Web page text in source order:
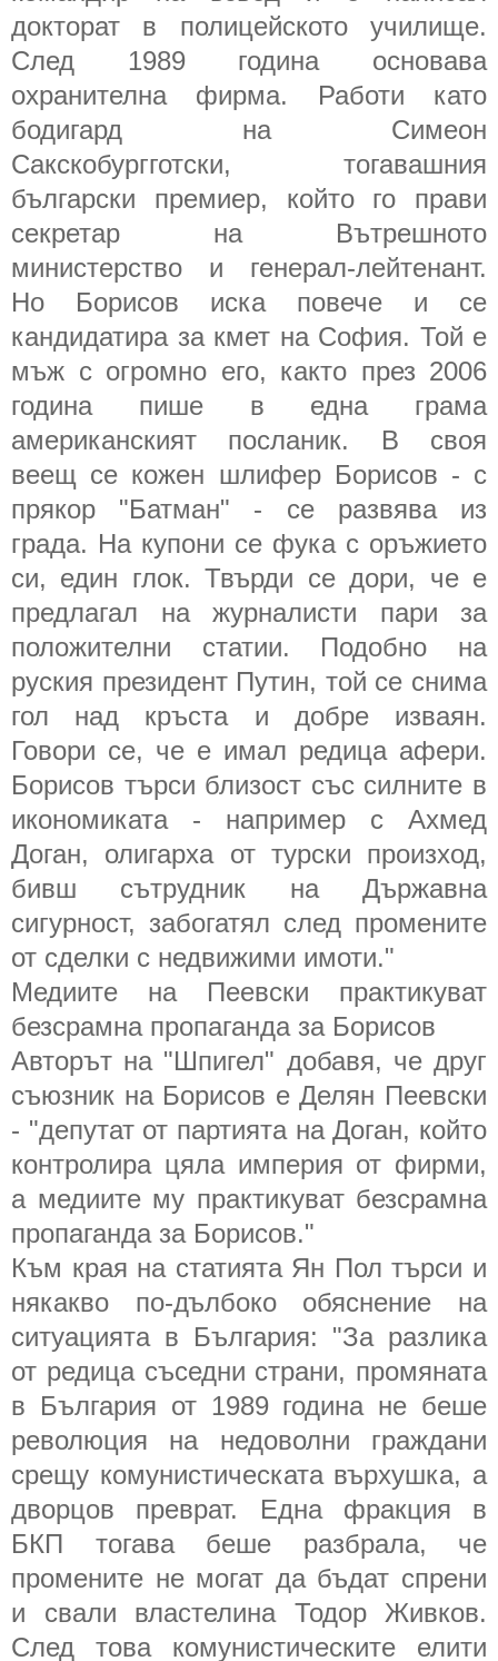
докторат в полицейското училище.
След 1989 година основава
охранителна фирма. Работи като
бодигард на Симеон
Сакскобургготски, тогавашния
български премиер, който го прави
секретар на Вътрешното
министерство и генерал-лейтенант.
Но Борисов иска повече и се
кандидатира за кмет на София. Той е
мъж с огромно его, както през 2006
година пише в една грама
американският посланик. В своя
веещ се кожен шлифер Борисов - с
прякор "Батман" - се развява из
града. На купони се фука с оръжието
си, един глок. Твърди се дори, че е
предлагал на журналисти пари за
положителни статии. Подобно на
руския президент Путин, той се снима
гол над кръста и добре изваян.
Говори се, че е имал редица афери.
Борисов търси близост със силните в
икономиката - например с Ахмед
Доган, олигарха от турски произход,
бивш сътрудник на Държавна
сигурност, забогатял след промените
от сделки с недвижими имоти."
Медиите на Пеевски практикуват
безсрамна пропаганда за Борисов
Авторът на "Шпигел" добавя, че друг
съюзник на Борисов е Делян Пеевски
- "депутат от партията на Доган, който
контролира цяла империя от фирми,
а медиите му практикуват безсрамна
пропаганда за Борисов."
Към края на статията Ян Пол търси и
някакво по-дълбоко обяснение на
ситуацията в България: "За разлика
от редица съседни страни, промяната
в България от 1989 година не беше
революция на недоволни граждани
срещу комунистическата върхушка, а
дворцов преврат. Една фракция в
БКП тогава беше разбрала, че
промените не могат да бъдат спрени
и свали властелина Тодор Живков.
След това комунистическите елити